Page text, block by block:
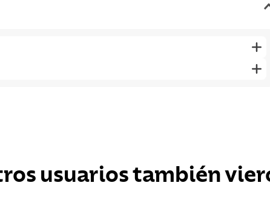
usuarios también